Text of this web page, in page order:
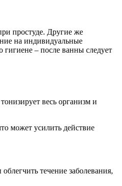
простуде. Другие же
на индивидуальные
гигиене – после ванны следует
весь организм и
может усилить действие
течение заболевания,